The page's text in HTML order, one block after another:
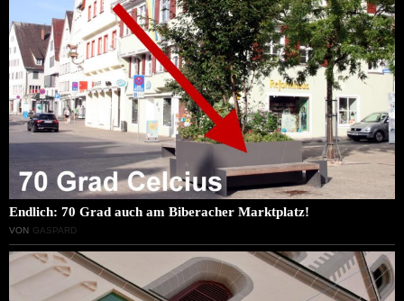
Endlich: 70 Grad auch am Biberacher Marktplatz!
VON GASPARD